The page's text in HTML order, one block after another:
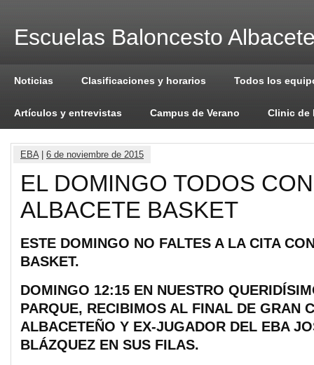
Escuelas Baloncesto
Noticias Clasificaciones y horarios Todos los
Artículos y entrevistas Campus de Verano Clinic de
EBA| 6 de noviembre de 2015
EL DOMINGO TODOS
ALBACETE BASKET
ESTE DOMINGO NO FALTES A LA CITA
BASKET.
DOMINGO 12:15 EN NUESTRO
PARQUE, RECIBIMOS AL FINAL DE GRAN
ALBACETEÑO Y EX-JUGADOR DEL EBA
BLÁZQUEZ EN SUS FILAS.